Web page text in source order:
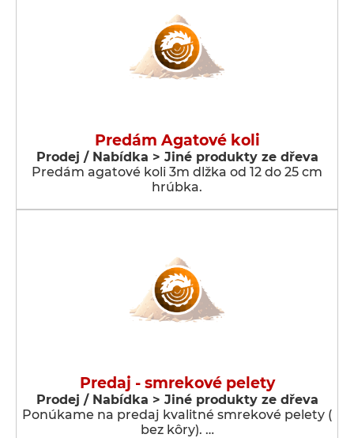
Predám Agatové koli
Prodej / Nabídka > Jiné produkty ze dřeva
Predám agatové koli 3m dlžka od 12 do 25 cm
hrúbka.
Predaj - smrekové pelety
Prodej / Nabídka > Jiné produkty ze dřeva
Ponúkame na predaj kvalitné smrekové pelety (
bez kôry). …